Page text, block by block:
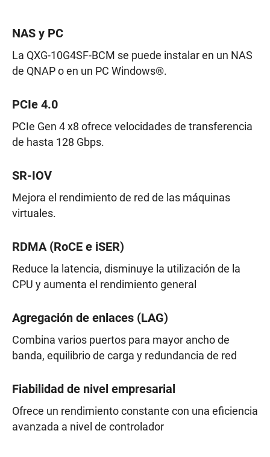
NAS y PC
La QXG-10G4SF-BCM se puede instalar en un NAS
de QNAP o en un PC Windows®.
PCIe 4.0
PCIe Gen 4 x8 ofrece velocidades de transferencia
de hasta 128 Gbps.
SR-IOV
Mejora el rendimiento de red de las máquinas
virtuales.
RDMA (RoCE e iSER)
Reduce la latencia, disminuye la utilización de la
CPU y aumenta el rendimiento general
Agregación de enlaces (LAG)
Combina varios puertos para mayor ancho de
banda, equilibrio de carga y redundancia de red
Fiabilidad de nivel empresarial
Ofrece un rendimiento constante con una eficiencia
avanzada a nivel de controlador